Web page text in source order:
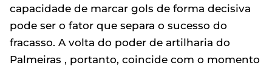
capacidade de marcar gols de forma decisiva
pode ser o fator que separa o sucesso do
fracasso. A volta do poder de artilharia do
Palmeiras , portanto, coincide com o momento